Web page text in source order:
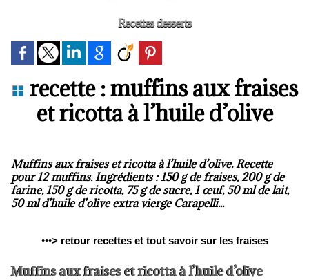
Recettes desserts
recette : muffins aux fraises
et ricotta à l’huile d’olive
Muffins aux fraises et ricotta à l’huile d’olive. Recette
pour 12 muffins. Ingrédients : 150 g de fraises, 200 g de
farine, 150 g de ricotta, 75 g de sucre, 1 œuf, 50 ml de lait,
50 ml d’huile d’olive extra vierge Carapelli...
•••> retour recettes et tout savoir sur les fraises
Muffins aux fraises et ricotta à l’huile d’olive